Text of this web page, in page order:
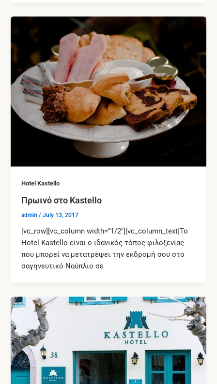
Hotel Kastello
Πρωινό στο Kastello
admin/July 13, 2017
[vc_row][vc_column width=”1/2″][vc_column_text]To
Hotel Kastello είναι ο ιδανικός τόπος φιλοξενίας
που μπορεί να μετατρέψει την εκδρομή σου στο
σαγηνευτικό Ναύπλιο σε